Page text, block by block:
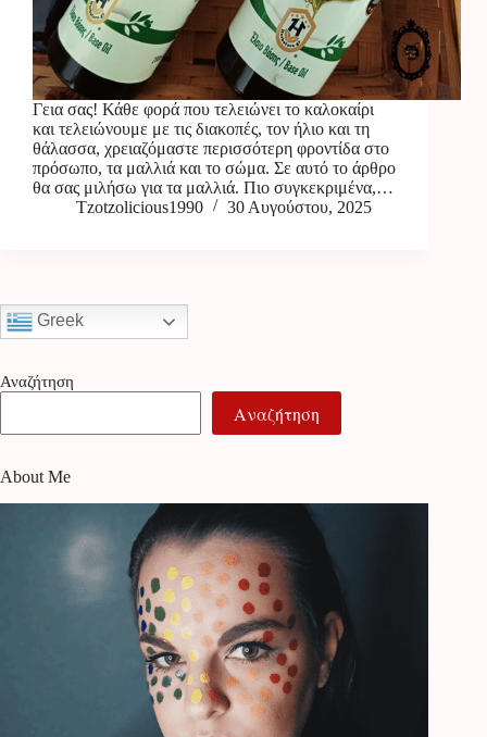
Γεια σας! Κάθε φορά που τελειώνει το καλοκαίρι
και τελειώνουμε με τις διακοπές, τον ήλιο και τη
θάλασσα, χρειαζόμαστε περισσότερη φροντίδα στο
πρόσωπο, τα μαλλιά και το σώμα. Σε αυτό το άρθρο
θα σας μιλήσω για τα μαλλιά. Πιο συγκεκριμένα,…
Tzotzolicious1990
30 Αυγούστου, 2025
Greek
Αναζήτηση
Αναζήτηση
About Me